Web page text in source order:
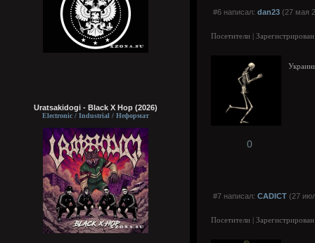
Uratsakidogi - Black X Hop (2026)
Electronic / Industrial / Неформат
#6 написал: dan23 (27 мая
Посетители |
0
#7 написал: CADICT (27
Посетители |